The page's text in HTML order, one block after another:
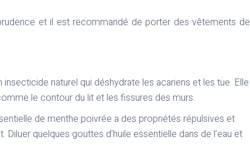
et il est recommandé de porter des vêtements de
naturel qui déshydrate les acariens et les tue. Elle
le contour du lit et les fissures des murs.
de menthe poivrée a des propriétés répulsives et
quelques gouttes d’huile essentielle dans de l’eau et